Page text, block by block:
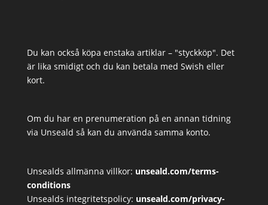
Du kan också köpa enstaka artiklar – "styckköp". Det
är lika smidigt och du kan betala med Swish eller
kort.
Om du har en prenumeration på en annan tidning
via Unseald så kan du använda samma konto.
Unsealds allmänna villkor: unseald.com/terms-
conditions
Unsealds integritetspolicy: unseald.com/privacy-